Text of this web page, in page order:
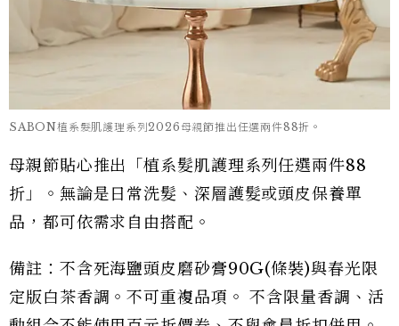
SABON植系髮肌護理系列2026母親節推出任選兩件88折。
母親節貼心推出「植系髮肌護理系列任選兩件88
折」。無論是日常洗髮、深層護髮或頭皮保養單
品，都可依需求自由搭配。
備註：不含死海鹽頭皮磨砂膏90G(條裝)與春光限
定版白茶香調。不可重複品項。 不含限量香調、活